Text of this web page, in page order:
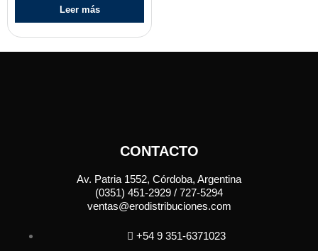
Leer más
CONTACTO
Av. Patria 1552, Córdoba, Argentina
(0351) 451-2929 / 727-5294
ventas@erodistribuciones.com
+54 9 351-6371023